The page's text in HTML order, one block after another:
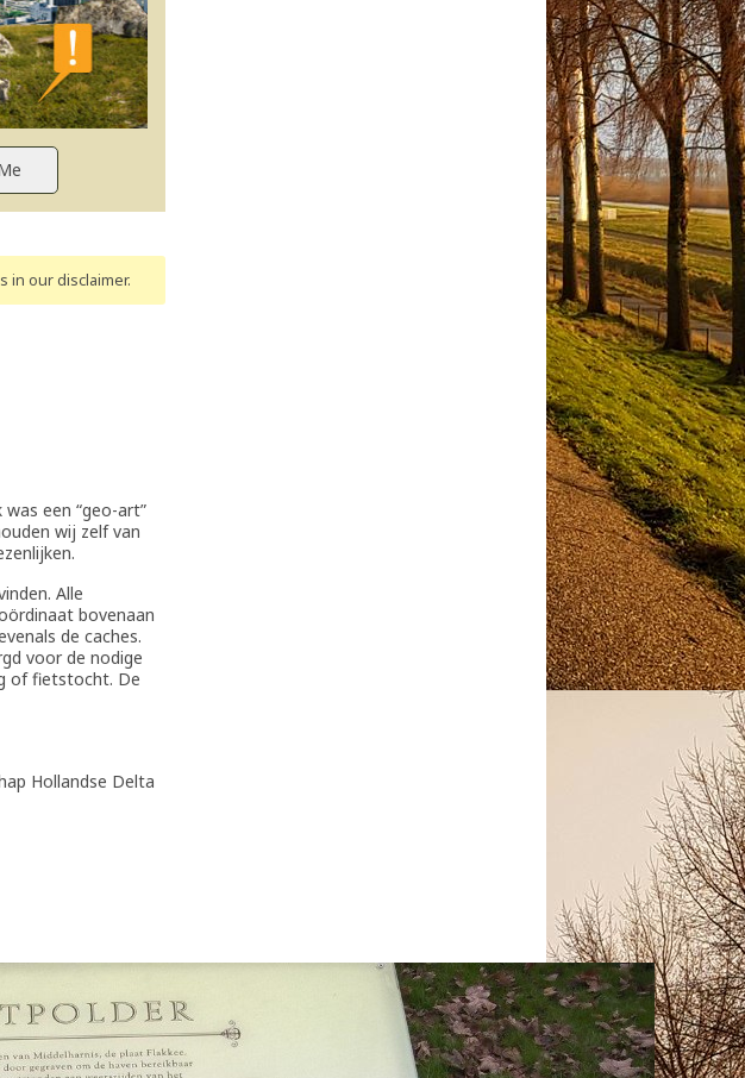
in our disclaimer.
een “geo-art”
wij zelf van
Alle
bovenaan
de caches.
voor de nodige
of fietstocht. De
Hollandse Delta